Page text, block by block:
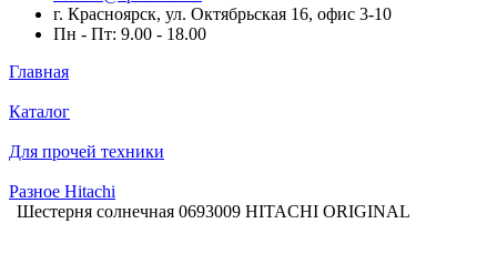
г. Красноярск, ул. Октябрьская 16, офис 3-10
Пн - Пт: 9.00 - 18.00
Главная
Каталог
Для прочей техники
Разное Hitachi
Шестерня солнечная 0693009 HITACHI ORIGINAL